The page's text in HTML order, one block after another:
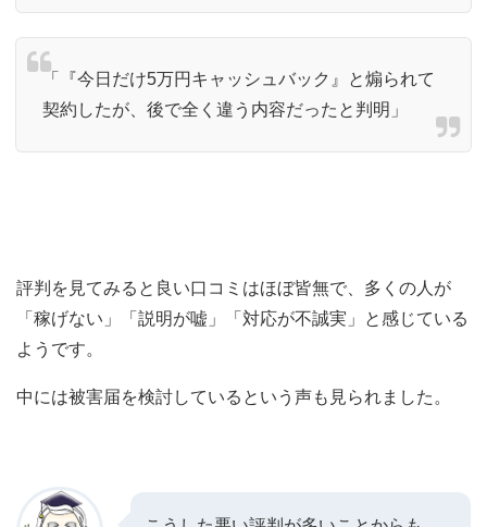
「『今日だけ5万円キャッシュバック』と煽られて
契約したが、後で全く違う内容だったと判明」
評判を見てみると良い口コミはほぼ皆無で、多くの人が
「稼げない」「説明が嘘」「対応が不誠実」と感じている
ようです。
中には被害届を検討しているという声も見られました。